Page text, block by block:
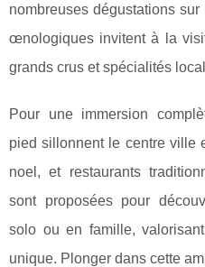
nombreuses dégustations
œnologiques invitent à la
grands crus et spécialités
Pour une immersion
pied sillonnent le centre ville
noel, et restaurants
sont proposées pour
solo ou en famille,
unique. Plonger dans cette